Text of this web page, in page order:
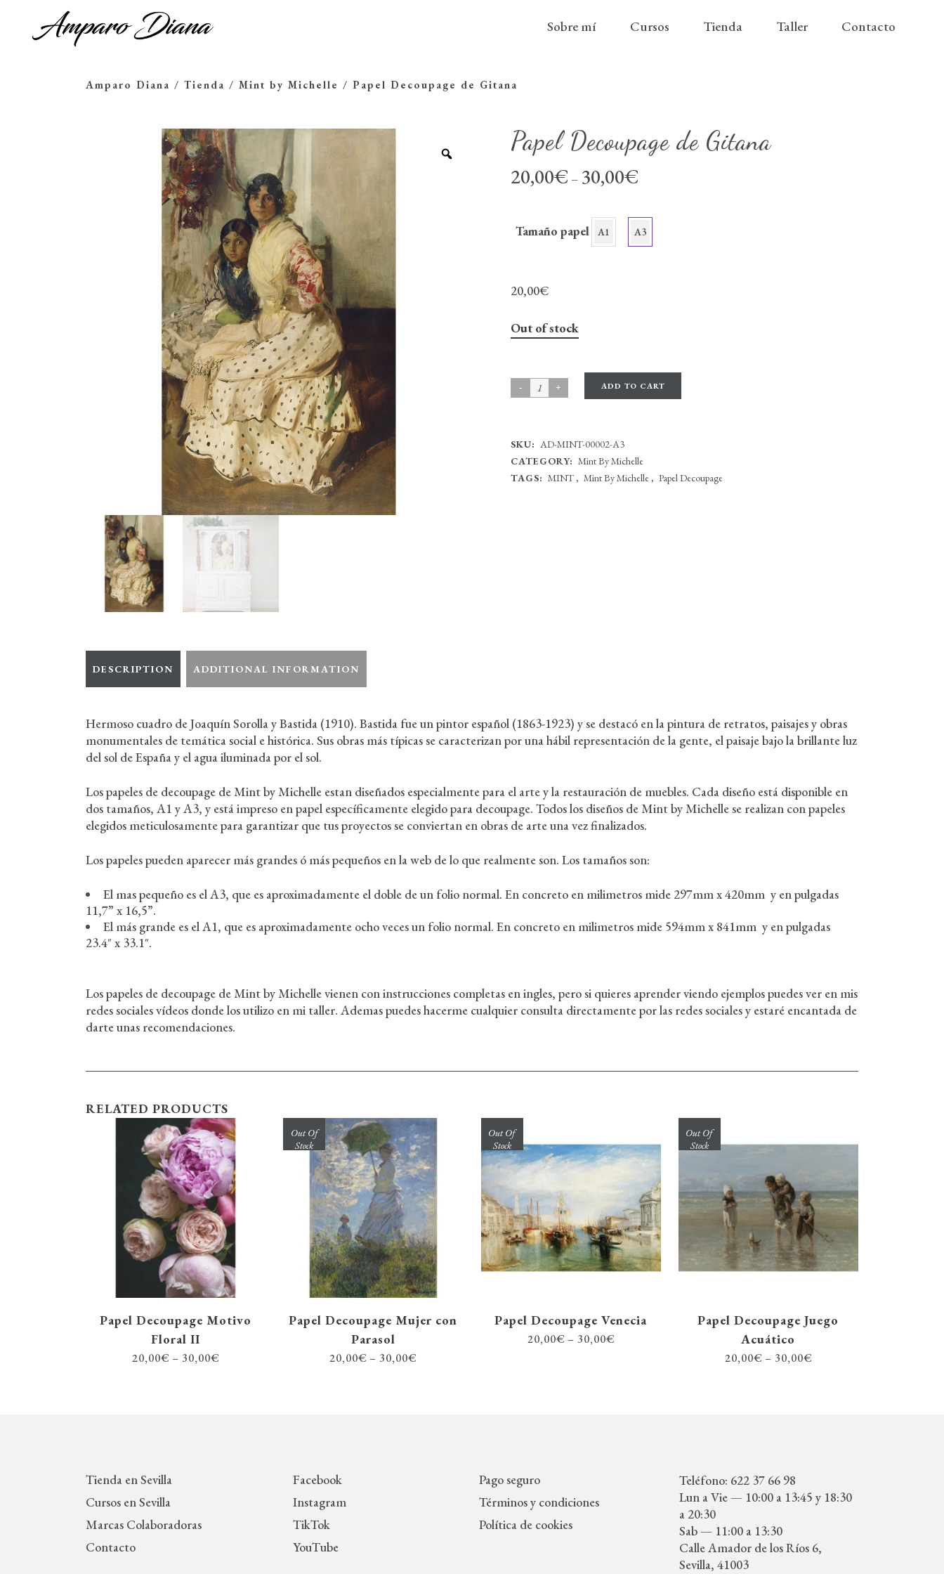
Sobre mí Cursos Tienda Taller Contacto
Amparo Diana / Tienda / Mint by Michelle / Papel Decoupage de Gitana
Papel Decoupage de Gitana
20,00€ – 30,00€
Tamaño papel A1 A3
20,00€
Out of stock
ADD TO CART
SKU: AD-MINT-00002-A3
CATEGORY: Mint By Michelle
TAGS: MINT, Mint By Michelle, Papel Decoupage
DESCRIPTION ADDITIONAL INFORMATION
Hermoso cuadro de Joaquín Sorolla y Bastida (1910). Bastida fue un pintor español (1863-1923) y se destacó en la pintura de retratos, paisajes y obras
monumentales de temática social e histórica. Sus obras más típicas se caracterizan por una hábil representación de la gente, el paisaje bajo la brillante luz
del sol de España y el agua iluminada por el sol.
Los papeles de decoupage de Mint by Michelle estan diseñados especialmente para el arte y la restauración de muebles. Cada diseño está disponible en
dos tamaños, A1 y A3, y está impreso en papel específicamente elegido para decoupage. Todos los diseños de Mint by Michelle se realizan con papeles
elegidos meticulosamente para garantizar que tus proyectos se conviertan en obras de arte una vez finalizados.
Los papeles pueden aparecer más grandes ó más pequeños en la web de lo que realmente son. Los tamaños son:
El mas pequeño es el A3, que es aproximadamente el doble de un folio normal. En concreto en milimetros mide 297mm x 420mm y en pulgadas
11,7” x 16,5”.
El más grande es el A1, que es aproximadamente ocho veces un folio normal. En concreto en milimetros mide 594mm x 841mm y en pulgadas
23.4″ x 33.1″.
Los papeles de decoupage de Mint by Michelle vienen con instrucciones completas en ingles, pero si quieres aprender viendo ejemplos puedes ver en mis
redes sociales vídeos donde los utilizo en mi taller. Ademas puedes hacerme cualquier consulta directamente por las redes sociales y estaré encantada de
darte unas recomendaciones.
RELATED PRODUCTS
Papel Decoupage Motivo
Floral II
20,00€ – 30,00€
Out Of
Stock
Papel Decoupage Mujer con
Parasol
20,00€ – 30,00€
Out Of
Stock
Papel Decoupage Venecia
20,00€ – 30,00€
Out Of
Stock
Papel Decoupage Juego
Acuático
20,00€ – 30,00€
Tienda en Sevilla
Cursos en Sevilla
Marcas Colaboradoras
Contacto
Facebook
Instagram
TikTok
YouTube
Pago seguro
Términos y condiciones
Política de cookies
Teléfono: 622 37 66 98
Lun a Vie — 10:00 a 13:45 y 18:30
a 20:30
Sab — 11:00 a 13:30
Calle Amador de los Ríos 6,
Sevilla, 41003